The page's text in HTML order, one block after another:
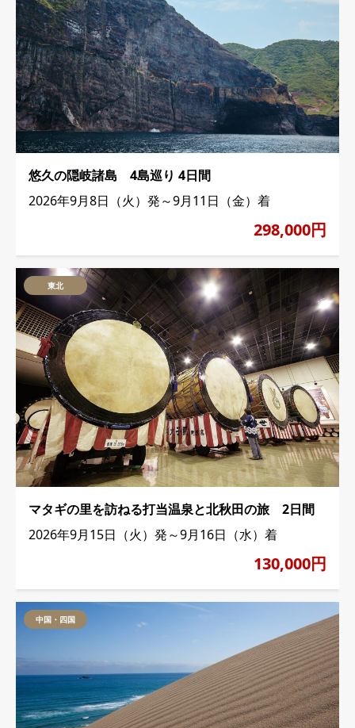
悠久の隠岐諸島 4島巡り 4日間
2026年9月8日（火）発～9月11日（金）着
298,000円
東北
マタギの里を訪ねる打当温泉と北秋田の旅 2日間
2026年9月15日（火）発～9月16日（水）着
130,000円
中国・四国